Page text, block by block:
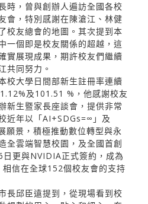
時，曾與創辦人遍訪全國各校
會，特別感謝在陳滄江、林健
校友總會的地圖。其次提到本
一個即是校友關係的超越，這
實展現成果，期許校友們繼續
共同努力。
校大學日間部新生註冊率連續
及101.51 %，他感謝校友
新生暨家長座談會，提供非常
近年以「AI+SDGs=∞」及
願景，積極推動數位轉型與永
全雲端智慧校園，及全國首創
更與NVIDIA正式簽約，成為
信在全球152個校友會的支持
長邱臣遠提到，從現場看到校